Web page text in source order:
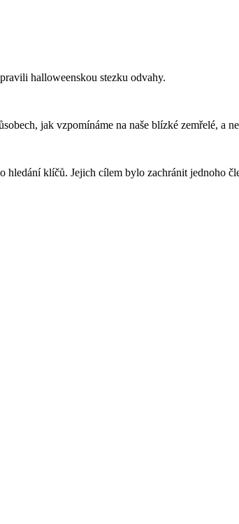
halloweenskou stezku odvahy.
jak vzpomínáme na naše blízké zemřelé, a
klíčů. Jejich cílem bylo zachránit jednoho